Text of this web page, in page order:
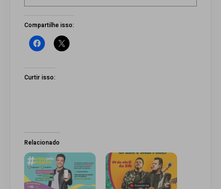
Compartilhe isso:
Curtir isso:
Relacionado